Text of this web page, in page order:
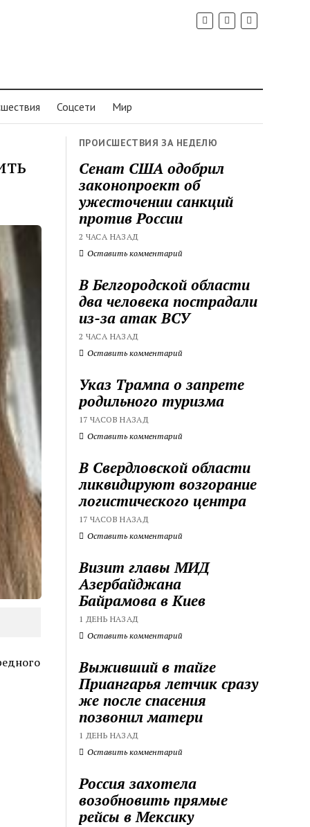
Соцсети Мир
ПРОИСШЕСТВИЯ ЗА НЕДЕЛЮ
Сенат США одобрил
законопроект об
ужесточении санкций
против России
2 ЧАСА НАЗАД
Оставить комментарий
В Белгородской области
два человека пострадали
из-за атак ВСУ
2 ЧАСА НАЗАД
Оставить комментарий
Указ Трампа о запрете
родильного туризма
17 ЧАСОВ НАЗАД
Оставить комментарий
В Свердловской области
ликвидируют возгорание
логистического центра
17 ЧАСОВ НАЗАД
Оставить комментарий
Визит главы МИД
Азербайджана
Байрамова в Киев
1 ДЕНЬ НАЗАД
Оставить комментарий
Выживший в тайге
Приангарья летчик сразу
же после спасения
позвонил матери
1 ДЕНЬ НАЗАД
Оставить комментарий
Россия захотела
возобновить прямые
рейсы в Мексику